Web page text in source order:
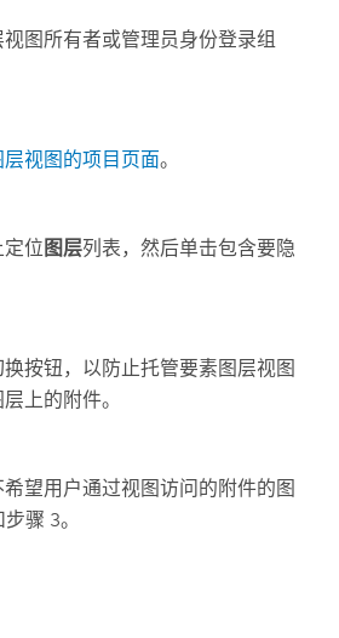
图所有者或管理员身份登录组
视图的项目页面。
位 图层列表，然后单击包含要隐
换按钮，以防止托管要素图层视图
上的附件。
望用户通过视图访问的附件的图
骤 3。